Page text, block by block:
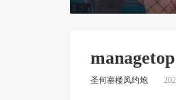
圣何塞楼凤约炮